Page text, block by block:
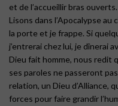
et de l’accueillir bras ouverts.
Lisons dans l’Apocalypse au
la porte et je frappe. Si
j’entrerai chez lui, je dînerai
Dieu fait homme, nous redit
ses paroles ne passeront
relation, un Dieu d’Alliance,
forces pour faire grandir